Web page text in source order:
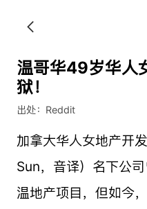
温哥华49岁华人
狱！
出处：Reddit
加拿大华人女地产开
Sun，音译）名下公
温地产项目，但如今